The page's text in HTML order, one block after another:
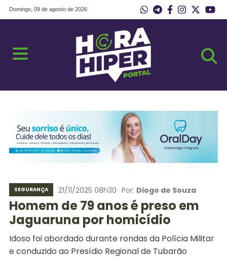
Domingo, 09 de agosto de 2026
SEGURANÇA 21/11/2025 08h30 Por: Diogo de Souza
Homem de 79 anos é preso em
Jaguaruna por homicídio
Idoso foi abordado durante rondas da Polícia Militar
e conduzido ao Presídio Regional de Tubarão